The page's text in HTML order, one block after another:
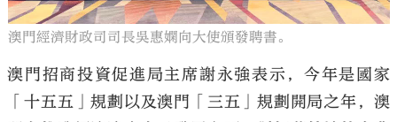
澳門經濟財政司司長吳惠嫻向大使頒發聘書。
澳門招商投資促進局主席謝永強表示，今年是國家
「十五五」規劃以及澳門「三五」規劃開局之年，澳